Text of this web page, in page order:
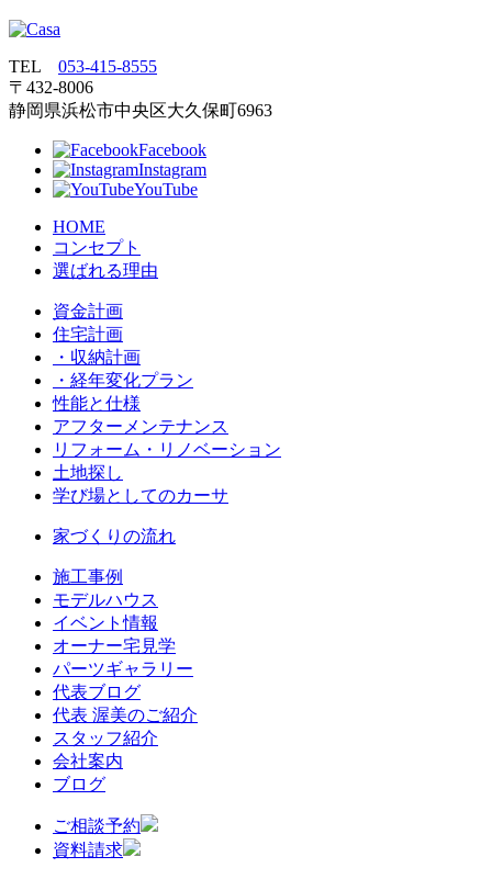
TEL 053‐415‐8555
〒432‐8006
静岡県浜松市中央区大久保町6963
Facebook
Instagram
YouTube
HOME
コンセプト
選ばれる理由
資金計画
住宅計画
・収納計画
・経年変化プラン
性能と仕様
アフターメンテナンス
リフォーム・リノベーション
土地探し
学び場としてのカーサ
家づくりの流れ
施工事例
モデルハウス
イベント情報
オーナー宅見学
パーツギャラリー
代表ブログ
代表 渥美のご紹介
スタッフ紹介
会社案内
ブログ
ご相談予約
資料請求